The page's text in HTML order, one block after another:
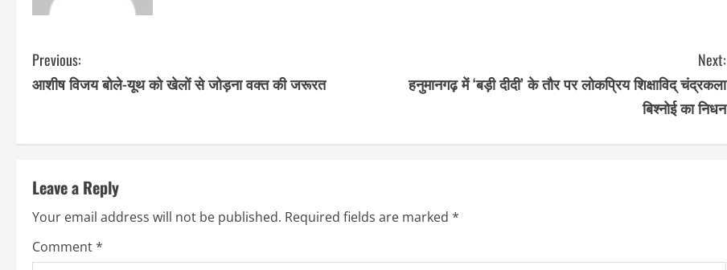
C
o
i
n
Previous:
आशीष विजय बोले-यूथ को खेलों से जोड़ना वक्त की जरूरत
Next:
हनुमानगढ़ में ‘बड़ी दीदी’ के तौर पर लोकप्रिय शिक्षाविद् चंद्रकला
बिश्नोई का निधन
Leave a Reply
Your email address will not be published. Required fields are marked *
Comment*